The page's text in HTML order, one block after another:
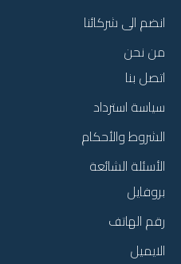
انضم الى شركائنا
من نحن
اتصل بنا
سياسة استرداد
الشروط والأحكام
الأسئلة الشائعة
بروفايل
رقم الهاتف
الايميل